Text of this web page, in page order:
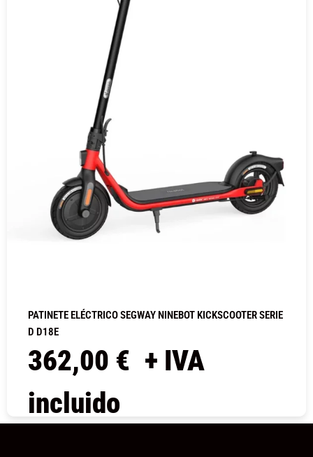
PATINETE ELÉCTRICO SEGWAY NINEBOT KICKSCOOTER SERIE
D D18E
362,00 € + IVA
incluido